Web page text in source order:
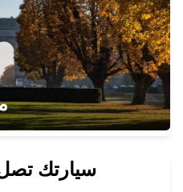
سيارتك